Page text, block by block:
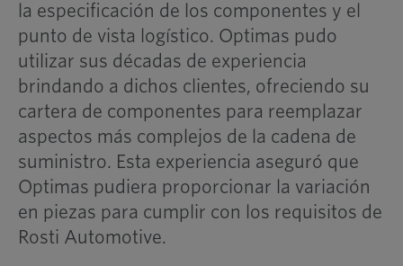
la especificación de los componentes y el
punto de vista logístico. Optimas pudo
utilizar sus décadas de experiencia
brindando a dichos clientes, ofreciendo su
cartera de componentes para reemplazar
aspectos más complejos de la cadena de
suministro. Esta experiencia aseguró que
Optimas pudiera proporcionar la variación
en piezas para cumplir con los requisitos de
Rosti Automotive.